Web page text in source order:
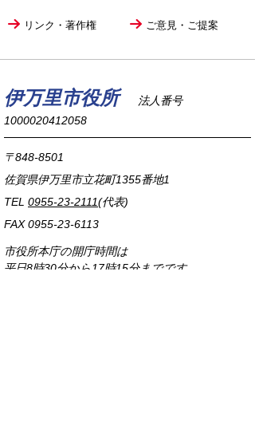
リンク・著作権 ご意見・ご提案
伊万里市役所
法人番号
1000020412058
〒848-8501
佐賀県伊万里市立花町1355番地1
TEL 0955-23-2111(代表)
FAX 0955-23-6113
市役所本庁の開庁時間は
平日8時30分から17時15分までです。